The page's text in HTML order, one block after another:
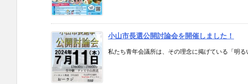
小山市長選公開討論会を開催しました！
私たち青年会議所は、その理念に掲げている「明る